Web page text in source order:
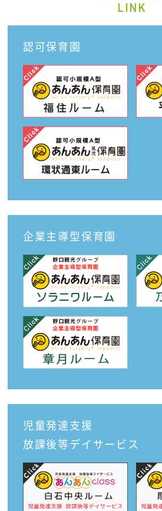
LINK
認可保育園
企業主導型保育園
児童発達支援
放課後等デイサービス